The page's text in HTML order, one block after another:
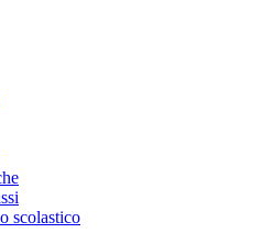
scolastico